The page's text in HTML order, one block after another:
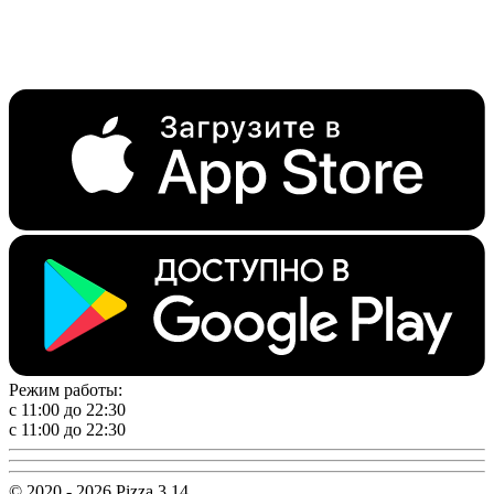
Режим работы:
с 11:00 до 22:30
с 11:00 до 22:30